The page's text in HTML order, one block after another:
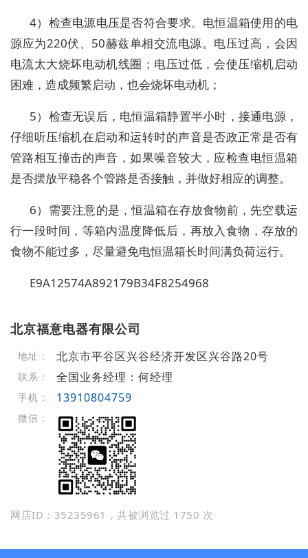
4）检查电源电压是否符合要求。电恒温箱使用的电
源应为220伏、50赫兹单相交流电源。电压过高，会因
电流太大烧坏电动机线圈；电压过低，会使压缩机启动
困难，造成频繁启动，也会烧坏电动机；
5）检查无误后，电恒温箱静置半小时，接通电源，
仔细听压缩机在启动和运转时的声音是否政正常是否有
管路相互撞击的声音，如果噪音较大，应检查电恒温箱
是否摆放平稳各个管路是否接触，并做好相应的调整。
6）需要注意的是，恒温箱在存放食物前，先空载运
行一段时间，等箱内温度降低后，再放入食物，存放的
食物不能过多，尽量避免电恒温箱长时间满负荷运行。
E9A12574A892179B34F8254968
北京福意电器有限公司
地址： 北京市平谷区兴谷经济开发区兴谷路20号
联系： 全国业务经理：何经理
手机： 13910804759
微信：
网店ID：35235961，共被浏览过 1750 次